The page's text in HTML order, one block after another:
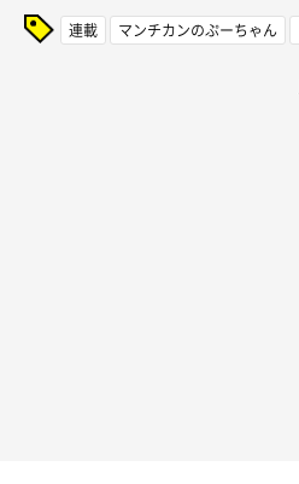
連載 マンチカンのぷーちゃん